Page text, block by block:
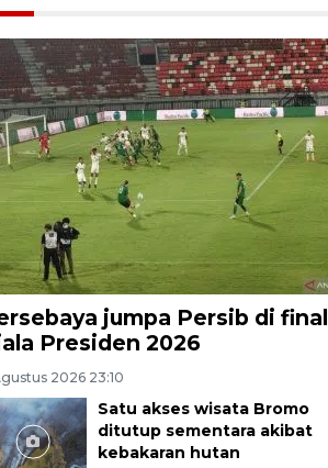
jumpa Persib di final
Presiden 2026
2026 23:10
Satu akses wisata Bromo
ditutup sementara akibat
kebakaran hutan